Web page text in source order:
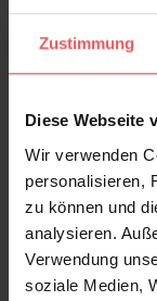
Zustimmung
Diese Webseite
Wir verwenden
personalisieren,
zu können und
analysieren.
Verwendung
soziale Medien,
in Grau und
Das
modernen
oder
Stein. Ideal
stilvolle